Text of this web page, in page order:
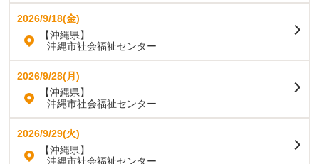
2026/9/18(金)
【沖縄県】
沖縄市社会福祉センター
2026/9/28(月)
【沖縄県】
沖縄市社会福祉センター
2026/9/29(火)
【沖縄県】
沖縄市社会福祉センター